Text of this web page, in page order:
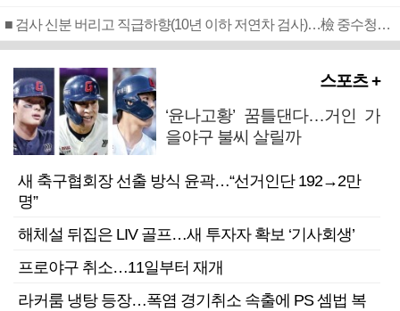
■ 검사 신분 버리고 직급하향(10년 이하 저연차 검사)…檢 중수청행 기피
스포츠 +
‘윤나고황’ 꿈틀댄다…거인 가
을야구 불씨 살릴까
새 축구협회장 선출 방식 윤곽…“선거인단 192→2만
명”
해체설 뒤집은 LIV 골프…새 투자자 확보 ‘기사회생’
프로야구 취소…11일부터 재개
라커룸 냉탕 등장…폭염 경기취소 속출에 PS 셈법 복